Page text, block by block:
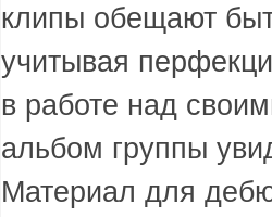
клипы обещают
учитывая
в работе над
альбом группы
Материал для